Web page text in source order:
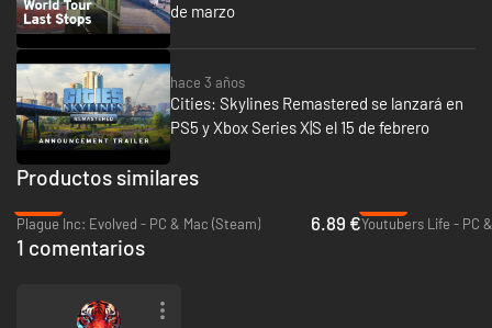
de marzo
hace 3 años
Cities: Skylines Remastered se lanzará en
PS5 y Xbox Series X|S el 15 de febrero
Productos similares
Plague Inc: Evolved - PC & Mac (Steam)
6.89 €Youtubers Life - PC
1 comentarios